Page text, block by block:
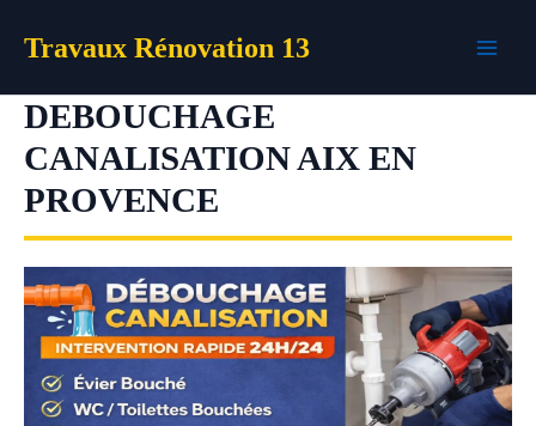
Travaux Rénovation 13
DEBOUCHAGE
CANALISATION AIX EN
PROVENCE